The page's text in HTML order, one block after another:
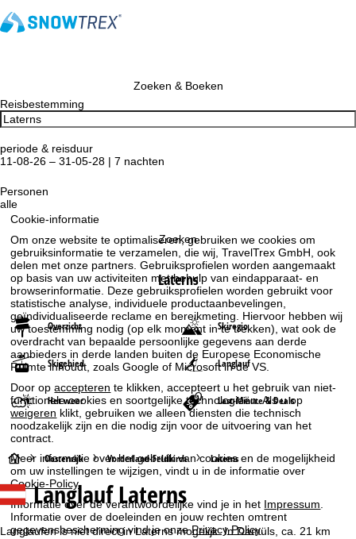
Cookie-informatie
Om onze website te optimaliseren, gebruiken we cookies om
gebruiksinformatie te verzamelen, die wij, TravelTrex GmbH, ook
delen met onze partners. Gebruiksprofielen worden aangemaakt
op basis van uw activiteiten met behulp van eindapparaat- en
browserinformatie. Deze gebruiksprofielen worden gebruikt voor
statistische analyse, individuele productaanbevelingen,
geïndividualiseerde reclame en bereikmeting. Hiervoor hebben wij
uw toestemming nodig (op elk moment in te trekken), wat ook de
overdracht van bepaalde persoonlijke gegevens aan derde
aanbieders in derde landen buiten de Europese Economische
Ruimte inhoudt, zoals Google of Microsoft in de VS.
Door opaccepteren te klikken, accepteert u het gebruik van niet-
functionele cookies en soortgelijke technologieën. Als u op
weigeren klikt, gebruiken we alleen diensten die technisch
noodzakelijk zijn en die nodig zijn voor de uitvoering van het
contract.
Meer informatie over het gebruik van cookies en de mogelijkheid
om uw instellingen te wijzigen, vindt u in de informatie over
Cookie-Policy.
Informatie over de verantwoordelijke vind je in het Impressum
Informatie over de doeleinden en jouw rechten omtrent
gegevensbescherming vind je onzePrivacy Policy.
Zoeken & Boeken
Reisbestemming
periode & reisduur
11-08-26 – 31-05-28 | 7 nachten
Personen
alle
Zoeken
Laterns
Overzicht Skiregio
Skigebied Langlauf
Het weer Last-Minute & Deals
S
t
a
Oostenrijk Vorderland-Feldkirch Laterns
Langlauf Laterns
Langlaufen is niet direct in Laterns mogelijk. In Damüls, ca. 21 km